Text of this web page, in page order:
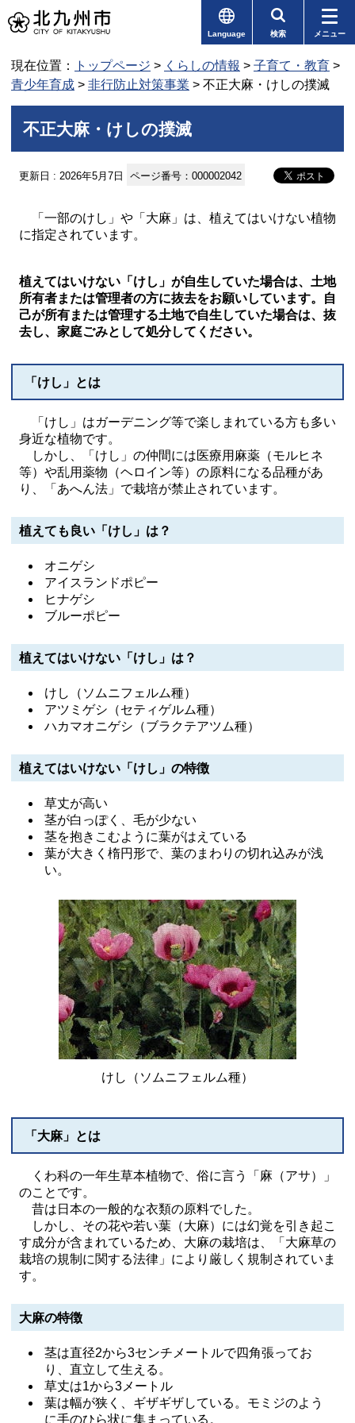
Language 検索 メニュー
現在位置： トップページ > くらしの情報 > 子育て・教育 >
青少年育成 > 非行防止対策事業 > 不正大麻・けしの撲滅
不正大麻・けしの撲滅
更新日 : 2026年5月7日 ページ番号：000002042
「一部のけし」や「大麻」は、植えてはいけない植物
に指定されています。
植えてはいけない「けし」が自生していた場合は、土地
所有者または管理者の方に抜去をお願いしています。
自
己が所有または管理する土地で自生していた場合は、抜
去し、家庭ごみとして処分してください。
「けし」とは
「けし」はガーデニング等で楽しまれている方も多い
身近な植物です。
しかし、「けし」の仲間には医療用麻薬（モルヒネ
等）や乱用薬物（ヘロイン等）の原料になる品種があ
り、「あへん法」で栽培が禁止されています。
植えても良い「けし」は？
オニゲシ
アイスランドポピー
ヒナゲシ
ブルーポピー
植えてはいけない「けし」は？
けし（ソムニフェルム種）
アツミゲシ（セティゲルム種）
ハカマオニゲシ（ブラクテアツム種）
植えてはいけない「けし」の特徴
草丈が高い
茎が白っぽく、毛が少ない
茎を抱きこむように葉がはえている
葉が大きく楕円形で、葉のまわりの切れ込みが浅
い。
けし（ソムニフェルム種）
「大麻」とは
くわ科の一年生草本植物で、俗に言う「麻（アサ）」
のことです。
昔は日本の一般的な衣類の原料でした。
しかし、その花や若い葉（大麻）には幻覚を引き起こ
す成分が含まれているため、大麻の栽培は、「大麻草の
栽培の規制に関する法律」により厳しく規制されていま
す。
大麻の特徴
茎は直径2から3センチメートルで四角張ってお
り、直立して生える。
草丈は1から3メートル
葉は幅が狭く、ギザギザしている。モミジのよう
に手のひら状に集まっている。